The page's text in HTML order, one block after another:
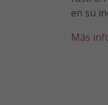
en su
Más